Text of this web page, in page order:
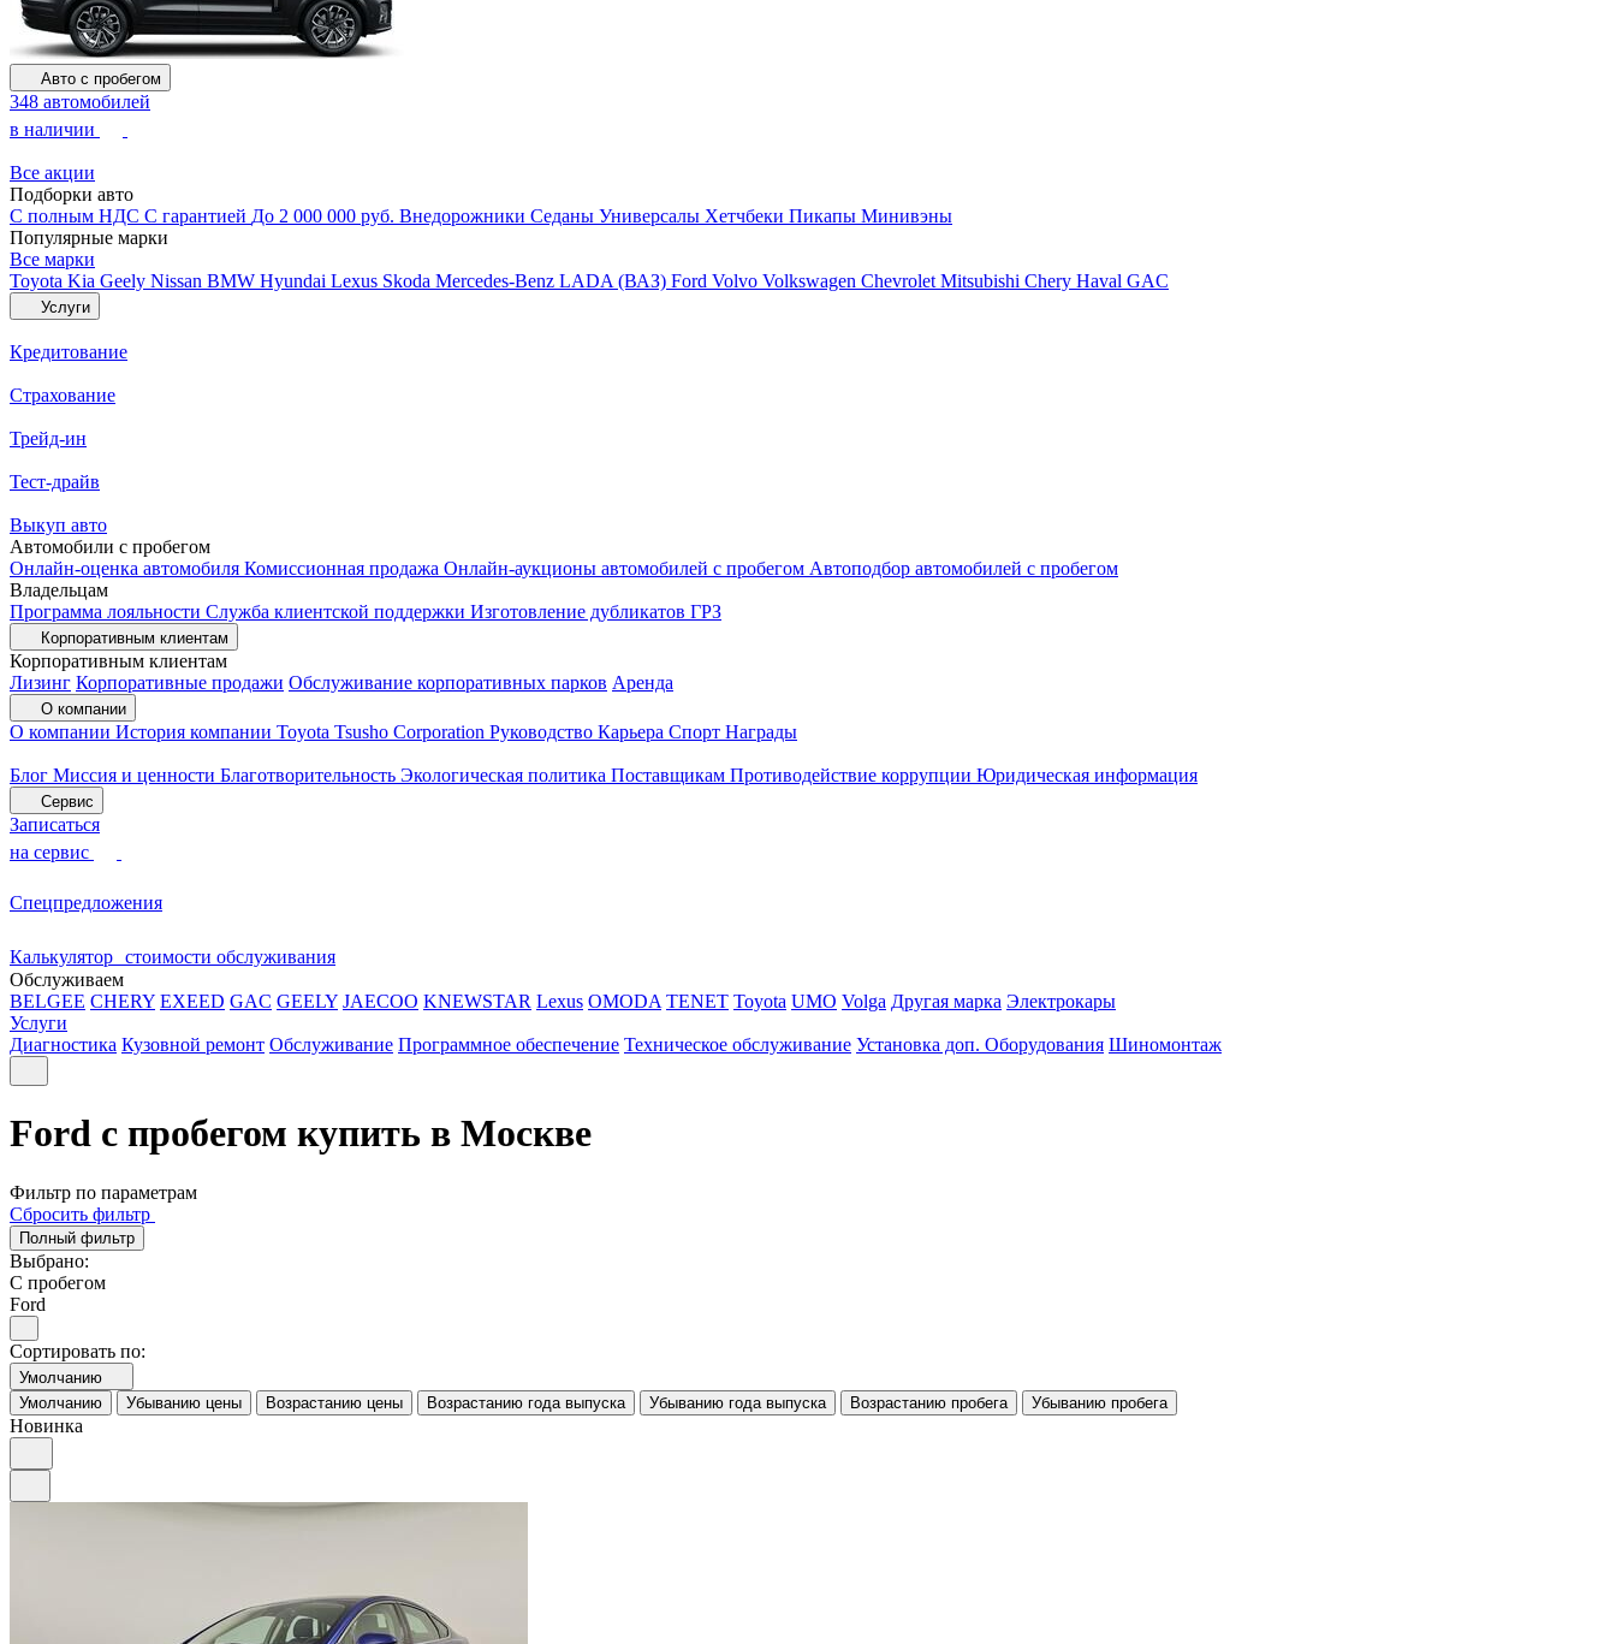
Авто с пробегом
348 автомобилей
в наличии
Все акции
Подборки авто
С полным НДС С гарантией До 2 000 000 руб. Внедорожники Седаны Универсалы Хетчбеки Пикапы Минивэны
Популярные марки
Все марки
Toyota Kia Geely Nissan BMW Hyundai Lexus Skoda Mercedes-Benz LADA (ВАЗ) Ford Volvo Volkswagen Chevrolet Mitsubishi Chery Haval GAC
Услуги
Кредитование
Страхование
Трейд-ин
Тест-драйв
Выкуп авто
Автомобили с пробегом
Онлайн-оценка автомобиля Комиссионная продажа Онлайн-аукционы автомобилей с пробегом Автоподбор автомобилей с пробегом
Владельцам
Программа лояльности Служба клиентской поддержки Изготовление дубликатов ГРЗ
Корпоративным клиентам
Корпоративным клиентам
Лизинг Корпоративные продажи Обслуживание корпоративных парков Аренда
О компании
О компании История компании Toyota Tsusho Corporation Руководство Карьера Спорт Награды
Блог Миссия и ценности Благотворительность Экологическая политика Поставщикам Противодействие коррупции Юридическая информация
Сервис
Записаться
на сервис
Спецпредложения
Калькулятор стоимости обслуживания
Обслуживаем
BELGEE CHERY EXEED GAC GEELY JAECOO KNEWSTAR Lexus OMODA TENET Toyota UMO Volga Другая марка Электрокары
Услуги
Диагностика Кузовной ремонт Обслуживание Программное обеспечение Техническое обслуживание Установка доп. Оборудования Шиномонтаж
Ford с пробегом купить в Москве
Фильтр по параметрам
Сбросить фильтр
Полный фильтр
Выбрано:
С пробегом
Ford
Сортировать по:
Умолчанию
Умолчанию
Убыванию цены Возрастанию цены Возрастанию года выпуска Убыванию года выпуска Возрастанию пробега Убыванию пробега
Новинка